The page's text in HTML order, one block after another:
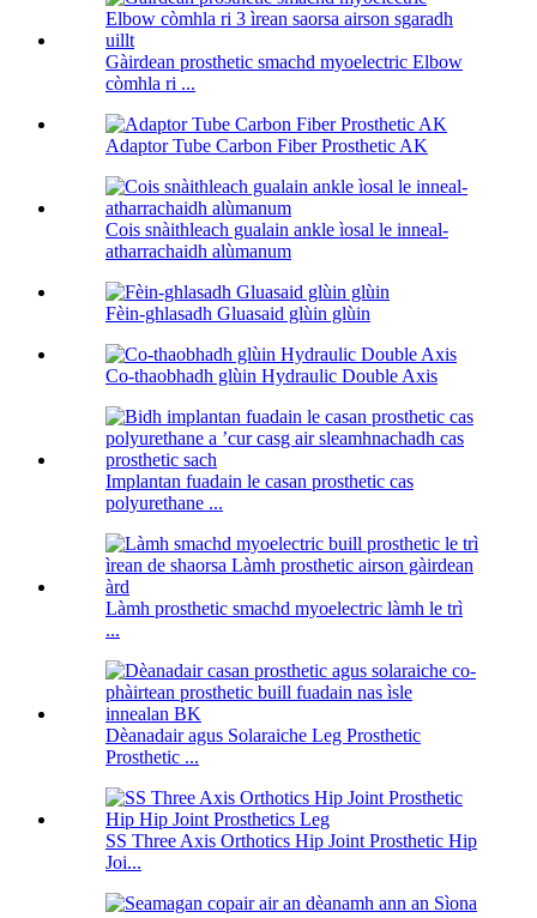
Gàirdean prosthetic smachd myoelectric Elbow
còmhla ri ...
Adaptor Tube Carbon Fiber Prosthetic AK
Cois snàithleach gualain ankle ìosal le inneal-
atharrachaidh alùmanum
Fèin-ghlasadh Gluasaid glùin glùin
Co-thaobhadh glùin Hydraulic Double Axis
Implantan fuadain le casan prosthetic cas
polyurethane ...
Làmh prosthetic smachd myoelectric làmh le trì
...
Dèanadair agus Solaraiche Leg Prosthetic
Prosthetic ...
SS Three Axis Orthotics Hip Joint Prosthetic Hip
Joi...